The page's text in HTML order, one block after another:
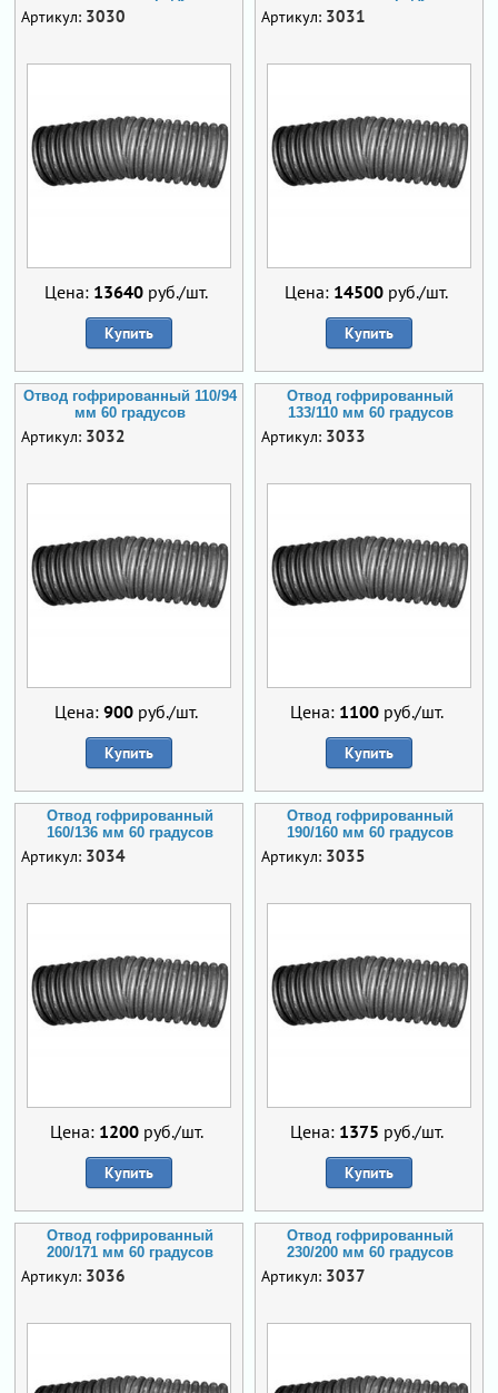
Артикул: 3030
Цена: 13640 руб./шт.
Купить
Артикул: 3031
Цена: 14500 руб./шт.
Купить
Отвод гофрированный 110/94
мм 60 градусов
Артикул: 3032
Цена: 900 руб./шт.
Купить
Отвод гофрированный
133/110 мм 60 градусов
Артикул: 3033
Цена: 1100руб./шт.
Купить
Отвод гофрированный
160/136 мм 60 градусов
Артикул: 3034
Цена: 1200руб./шт.
Купить
Отвод гофрированный
190/160 мм 60 градусов
Артикул: 3035
Цена: 1375 руб./шт.
Купить
Отвод гофрированный
200/171 мм 60 градусов
Артикул: 3036
Отвод гофрированный
230/200 мм 60 градусов
Артикул: 3037